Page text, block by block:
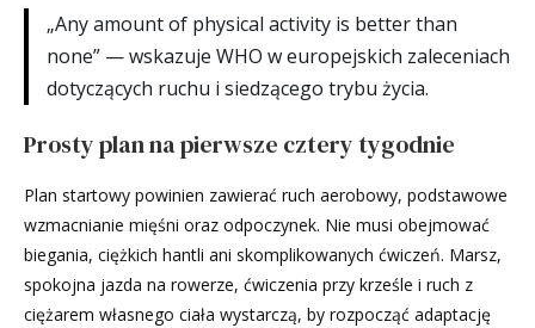
„Any amount of physical activity is better than
none” — wskazuje WHO w europejskich zaleceniach
dotyczących ruchu i siedzącego trybu życia.
Prosty plan na pierwsze cztery tygodnie
Plan startowy powinien zawierać ruch aerobowy, podstawowe
wzmacnianie mięśni oraz odpoczynek. Nie musi obejmować
biegania, ciężkich hantli ani skomplikowanych ćwiczeń. Marsz,
spokojna jazda na rowerze, ćwiczenia przy krześle i ruch z
ciężarem własnego ciała wystarczą, by rozpocząć adaptację